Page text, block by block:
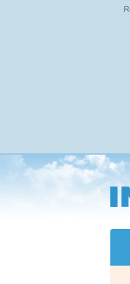
Přejít
na
hlavní
obsah